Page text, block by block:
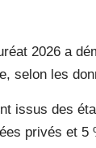
2026 a
selon les
issus des
privés et 5